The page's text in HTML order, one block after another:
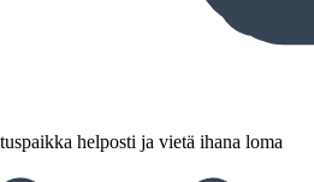
helposti ja vietä ihana loma